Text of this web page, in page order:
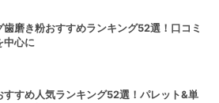
歯磨き粉おすすめランキング52選！口コミ
中心に
すすめ人気ランキング52選！パレット&単